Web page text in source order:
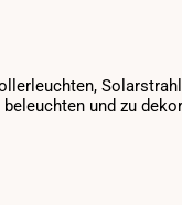
und zu